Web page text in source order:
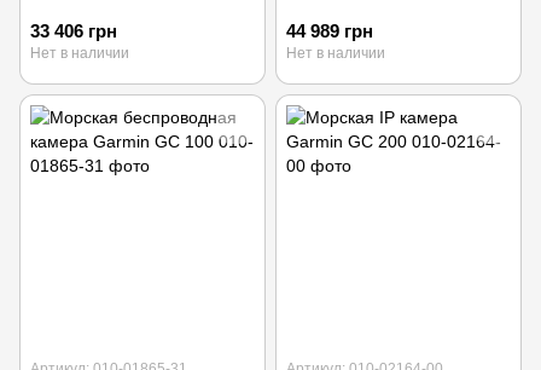
33 406 грн
Нет в наличии
44 989 грн
Нет в наличии